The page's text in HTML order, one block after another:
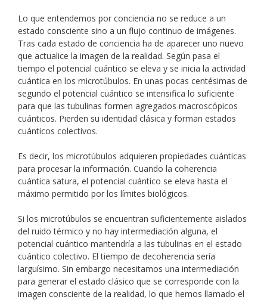
Lo que entendemos por conciencia no se reduce a un
estado consciente sino a un flujo continuo de imágenes.
Tras cada estado de conciencia ha de aparecer uno nuevo
que actualice la imagen de la realidad. Según pasa el
tiempo el potencial cuántico se eleva y se inicia la actividad
cuántica en los microtúbulos. En unas pocas centésimas de
segundo el potencial cuántico se intensifica lo suficiente
para que las tubulinas formen agregados macroscópicos
cuánticos. Pierden su identidad clásica y forman estados
cuánticos colectivos.
Es decir, los microtúbulos adquieren propiedades cuánticas
para procesar la información. Cuando la coherencia
cuántica satura, el potencial cuántico se eleva hasta el
máximo permitido por los límites biológicos.
Si los microtúbulos se encuentran suficientemente aislados
del ruido térmico y no hay intermediación alguna, el
potencial cuántico mantendría a las tubulinas en el estado
cuántico colectivo. El tiempo de decoherencia sería
larguísimo. Sin embargo necesitamos una intermediación
para generar el estado clásico que se corresponde con la
imagen consciente de la realidad, lo que hemos llamado el